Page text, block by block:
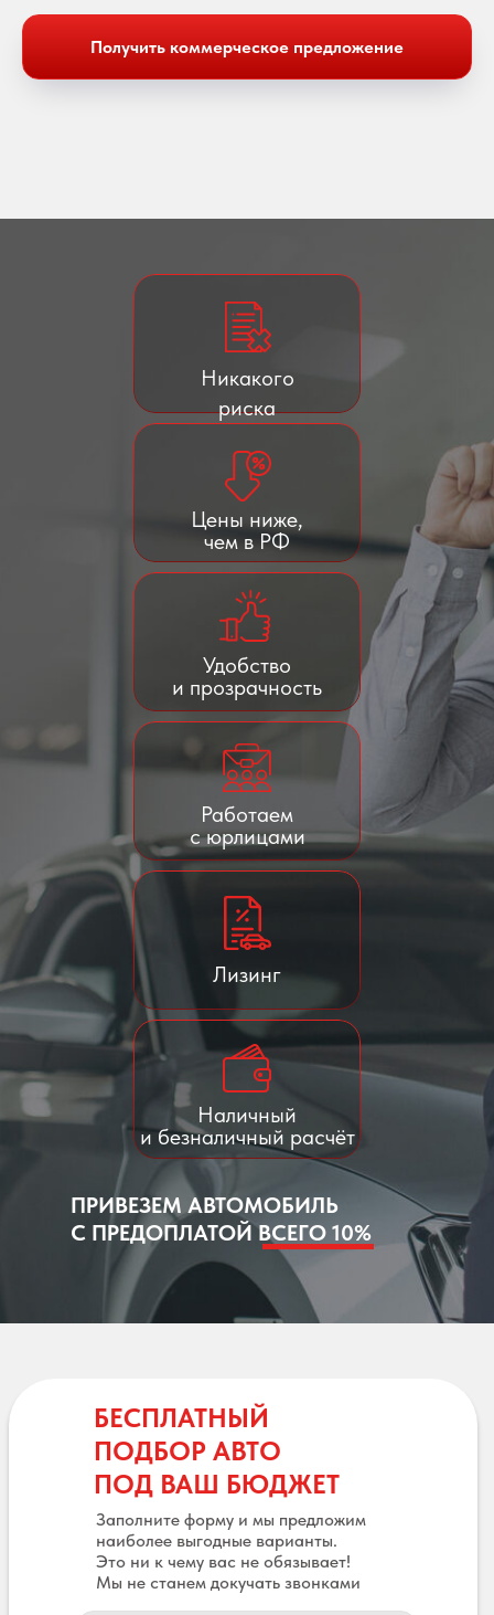
Получить коммерческое предложение
Никакого
риска
Цены ниже,
чем в РФ
Удобство
и прозрачность
Работаем
с юрлицами
Лизинг
Наличный
и безналичный расчёт
ПРИВЕЗЕМ АВТОМОБИЛЬ
С ПРЕДОПЛАТОЙ ВСЕГО 10%
БЕСПЛАТНЫЙ
ПОДБОР АВТО
ПОД ВАШ БЮДЖЕТ
Заполните форму и мы предложим
наиболее выгодные варианты.
Это ни к чему вас не обязывает!
Мы не станем докучать звонками